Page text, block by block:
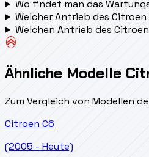
Wo findet man das
Welcher Antrieb des
Welchen Antrieb des
Ähnliche Modelle
Zum Vergleich von Modellen
Citroen C6
(2005 - Heute)